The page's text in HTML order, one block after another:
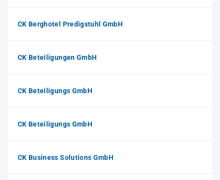
CK Berghotel Predigstuhl GmbH
CK Beteiligungen GmbH
CK Beteiligungs GmbH
CK Beteiligungs GmbH
CK Business Solutions GmbH